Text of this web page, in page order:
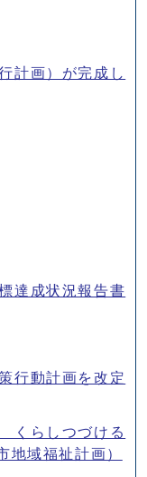
計画）が完成し
達成状況報告書
行動計画を改定
らしつづける
域福祉計画）